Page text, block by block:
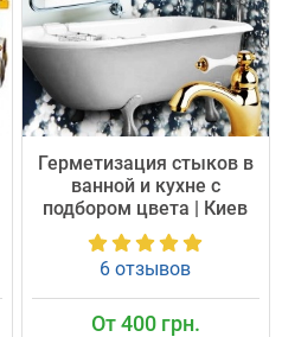
Герметизация стыков в
ванной и кухне с
подбором цвета | Киев
6 отзывов
От 400 грн.